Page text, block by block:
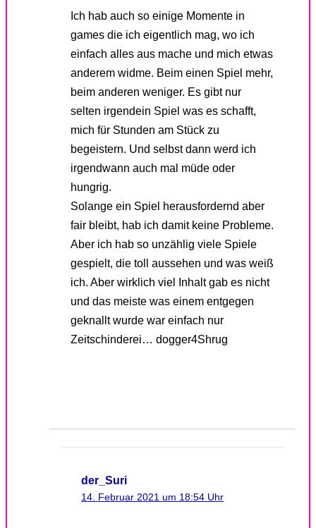
Ich hab auch so einige Momente in
games die ich eigentlich mag, wo ich
einfach alles aus mache und mich etwas
anderem widme. Beim einen Spiel mehr,
beim anderen weniger. Es gibt nur
selten irgendein Spiel was es schafft,
mich für Stunden am Stück zu
begeistern. Und selbst dann werd ich
irgendwann auch mal müde oder
hungrig.
Solange ein Spiel herausfordernd aber
fair bleibt, hab ich damit keine Probleme.
Aber ich hab so unzählig viele Spiele
gespielt, die toll aussehen und was weiß
ich. Aber wirklich viel Inhalt gab es nicht
und das meiste was einem entgegen
geknallt wurde war einfach nur
Zeitschinderei… dogger4Shrug
der_Suri
14. Februar 2021 um 18:54 Uhr